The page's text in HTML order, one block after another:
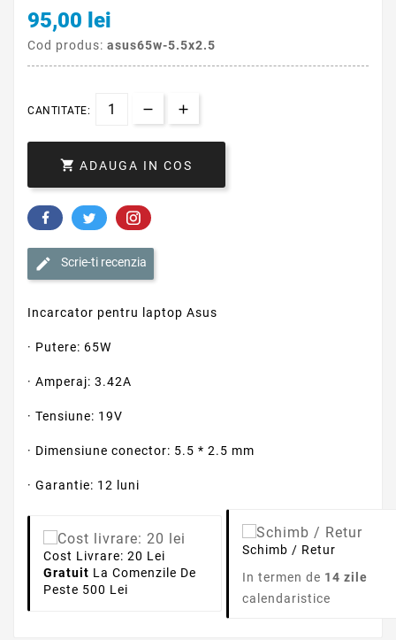
95,00 lei
Cod produs: asus65w-5.5x2.5
CANTITATE:
 ADAUGA IN COS
Scrie-ti recenzia
Incarcator pentru laptop Asus
· Putere: 65W
· Amperaj: 3.42A
· Tensiune: 19V
· Dimensiune conector: 5.5 * 2.5 mm
· Garantie: 12 luni
Cost Livrare: 20 Lei
Gratuit La Comenzile De
Peste 500 Lei
Schimb / Retur
In termen de 14 zile
calendaristice